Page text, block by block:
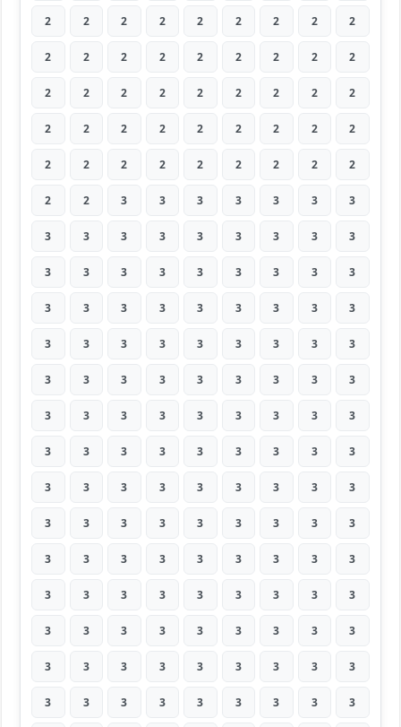
2 2 2 2 2 2 2 2 2
2 2 2 2 2 2 2 2 2
2 2 2 2 2 2 2 2 2
2 2 2 2 2 2 2 2 2
2 2 2 2 2 2 2 2 2
2 2 3 3 3 3 3 3 3
3 3 3 3 3 3 3 3 3
3 3 3 3 3 3 3 3 3
3 3 3 3 3 3 3 3 3
3 3 3 3 3 3 3 3 3
3 3 3 3 3 3 3 3 3
3 3 3 3 3 3 3 3 3
3 3 3 3 3 3 3 3 3
3 3 3 3 3 3 3 3 3
3 3 3 3 3 3 3 3 3
3 3 3 3 3 3 3 3 3
3 3 3 3 3 3 3 3 3
3 3 3 3 3 3 3 3 3
3 3 3 3 3 3 3 3 3
3 3 3 3 3 3 3 3 3